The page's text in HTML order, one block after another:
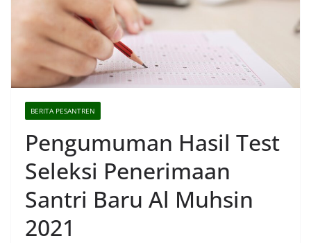
BERITA PESANTREN
Pengumuman Hasil Test
Seleksi Penerimaan
Santri Baru Al Muhsin
2021